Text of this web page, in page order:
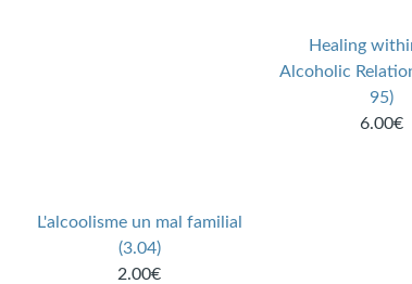
L'alcoolisme un mal familial
(3.04)
2.00€
Healing
Alcoholic
95)
6.00€